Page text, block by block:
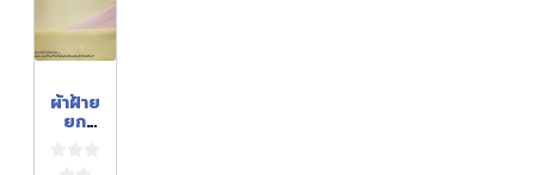
ผ้าฝ้าย
ยก